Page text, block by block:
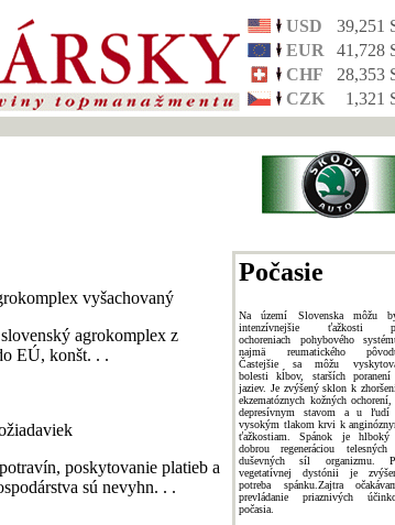
USD
39,251
EUR
41,728
CHF
28,353
CZK
1,321
vyšachovaný
agrokomplex z
EÚ, konšt. . .
poskytovanie platieb a
sú nevyhn. . .
Počasie
Na území Slovenska môžu
intenzívnejšie ťažkosti
ochoreniach pohybového
najmä reumatického
Častejšie sa môžu
bolesti kĺbov, starších poranení
jaziev. Je zvýšený sklon k
ekzematóznych kožných
depresívnym stavom a u ľudí
vysokým tlakom krvi k
ťažkostiam. Spánok je hlboký
dobrou regeneráciou telesných
duševných síl organizmu.
vegetatívnej dystónii je
potreba spánku.Zajtra
prevládanie priaznivých
počasia.